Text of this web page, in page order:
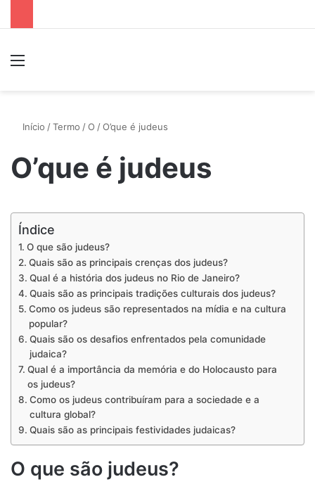
Início /Termo /O /O’que é judeus
O’que é judeus
Índice
O que são judeus?
Quais são as principais crenças dos judeus?
Qual é a história dos judeus no Rio de Janeiro?
Quais são as principais tradições culturais dos judeus?
Como os judeus são representados na mídia e na cultura
popular?
Quais são os desafios enfrentados pela comunidade
judaica?
Qual é a importância da memória e do Holocausto para
os judeus?
Como os judeus contribuíram para a sociedade e a
cultura global?
Quais são as principais festividades judaicas?
O que são judeus?